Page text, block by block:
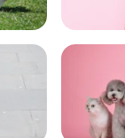
グッズ